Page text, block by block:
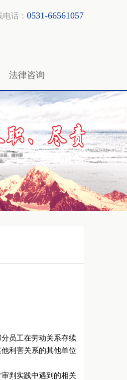
电话： 0531-66561057
法律咨询
员工在劳动关系存续
利害关系的其他单位
判实践中遇到的相关